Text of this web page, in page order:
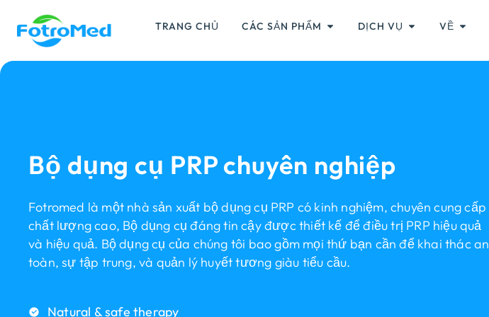
TRANG CHỦ CÁC SẢN PHẨM DỊCH VỤ VỀ
Bộ dụng cụ PRP chuyên nghiệp
Fotromed là một nhà sản xuất bộ dụng cụ PRP có kinh nghiệm, chuyên cung cấp
chất lượng cao, Bộ dụng cụ đáng tin cậy được thiết kế để điều trị PRP hiệu quả
và hiệu quả. Bộ dụng cụ của chúng tôi bao gồm mọi thứ bạn cần để khai thác an
toàn, sự tập trung, và quản lý huyết tương giàu tiểu cầu.
Natural & safe therapy